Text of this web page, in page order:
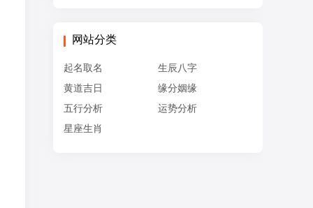
网站分类
起名取名
生辰八字
黄道吉日
缘分姻缘
五行分析
运势分析
星座生肖